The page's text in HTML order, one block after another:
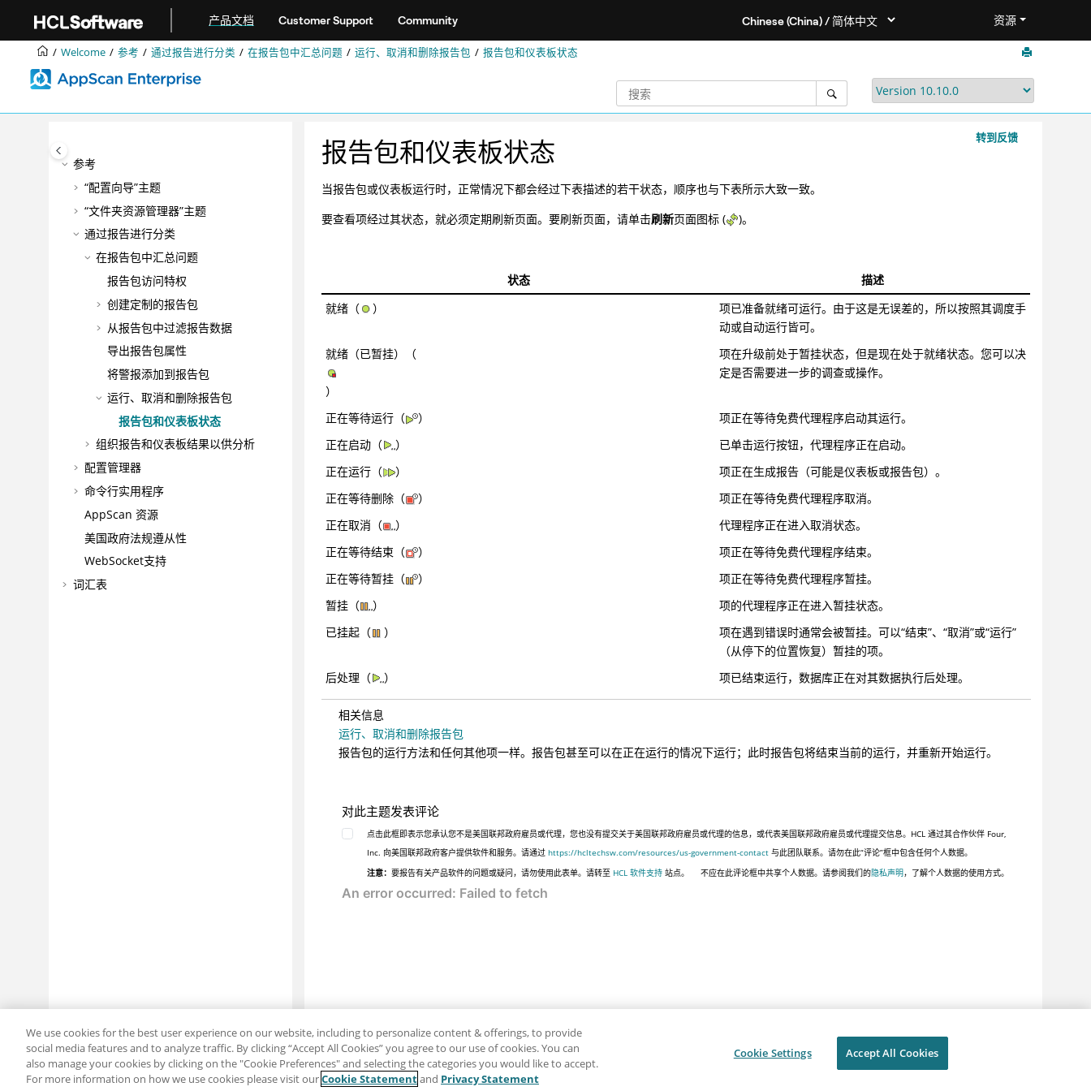
产品文档 Customer Support Community 资源
Welcome 参考 通过报告进行分类 在报告包中汇总问题 运行、取消和删除报告包 报告包和仪表板状态
DevOps
最佳实践
配置
管理应用程序风险
参考
“配置向导”主题
“文件夹资源管理器”主题
通过报告进行分类
在报告包中汇总问题
报告包访问特权
创建定制的报告包
从报告包中过滤报告数据
导出报告包属性
将警报添加到报告包
运行、取消和删除报告包
报告包和仪表板状态
组织报告和仪表板结果以供分析
配置管理器
命令行实用程序
AppScan 资源
美国政府法规遵从性
WebSocket支持
词汇表
转到反馈
报告包和仪表板状态
当报告包或仪表板运行时，正常情况下都会经过下表描述的若干状态，顺序也与下表所示大致一致。
要查看项经过其状态，就必须定期刷新页面。要刷新页面，请单击刷新页面图标 ( )。
状态
描述
就绪（
）
项已准备就绪可运行。由于这是无误差的，所以按照其调度手
动或自动运行皆可。
就绪（已暂挂）（
）
项在升级前处于暂挂状态，但是现在处于就绪状态。您可以决
定是否需要进一步的调查或操作。
正在等待运行（ ）
项正在等待免费代理程序启动其运行。
正在启动（
）
已单击运行按钮，代理程序正在启动。
正在运行（
）
项正在生成报告（可能是仪表板或报告包）。
正在等待删除（
）
项正在等待免费代理程序取消。
正在取消（
）
代理程序正在进入取消状态。
正在等待结束（
）
项正在等待免费代理程序结束。
正在等待暂挂（
）
项正在等待免费代理程序暂挂。
暂挂（
）
项的代理程序正在进入暂挂状态。
已挂起（
）
项在遇到错误时通常会被暂挂。可以“结束”、“取消”或“运行”
（从停下的位置恢复）暂挂的项。
后处理（
） 项已结束运行，数据库正在对其数据执行后处理。
相关信息
运行、取消和删除报告包
报告包的运行方法和任何其他项一样。报告包甚至可以在正在运行的情况下运行；此时报告包将结束当前的运行，并重新开始运行。
对此主题发表评论
点击此框即表示您承认您不是美国联邦政府雇员或代理，您也没有提交关于美国联邦政府雇员或代理的信息，或代表美国联邦政府雇员或代理提交信息。HCL 通过其合作伙伴 Four,
Inc. 向美国联邦政府客户提供软件和服务。请通过https://hcltechsw.com/resources/us-government-contact 与此团队联系。请勿在此“评论”框中包含任何个人数据。
注意：要报告有关产品软件的问题或疑问，请勿使用此表单。请转至 HCL 软件支持 站点。 不应在此评论框中共享个人数据。请参阅我们的隐私声明，了解个人数据的使用方式。
分享：电子邮件 推特
We use cookies for the best user experience on our website, including to personalize content & offerings, to provide
social media features and to analyze traffic. By clicking “Accept All Cookies” you agree to our use of cookies. You can
also manage your cookies by clicking on the "Cookie Preferences" and selecting the categories you would like to accept.
For more information on how we use cookies please visit ourCookie Statementand Privacy Statement
Cookie Settings Accept All Cookies